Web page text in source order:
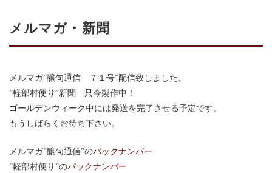
メルマガ・新聞
メルマガ”醸句通信 ７１号”配信致しました。
”軽部村便り”新聞 只今製作中！
ゴールデンウィーク中には発送を完了させる予定です。
もうしばらくお待ち下さい。
メルマガ”醸句通信”のバックナンバー
”軽部村便り”のバックナンバー